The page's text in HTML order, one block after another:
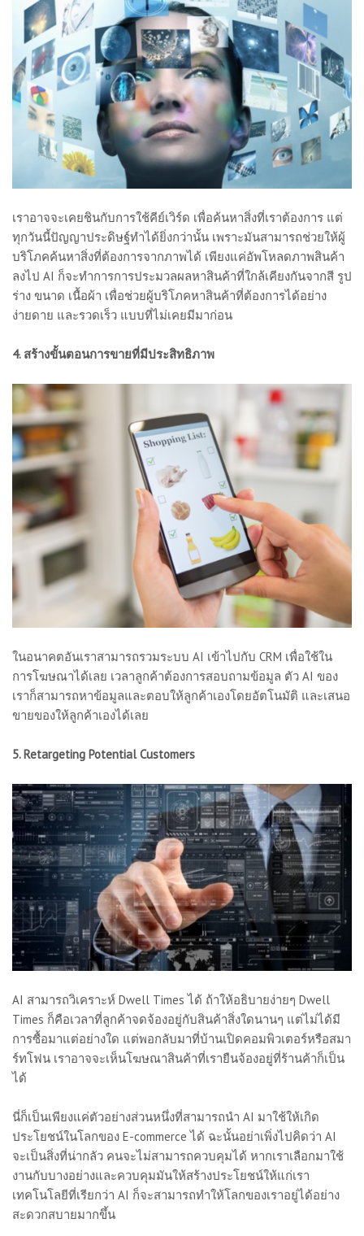
เราอาจจะเคยชินกับการใช้คีย์เวิร์ด เพื่อค้นหาสิ่งที่เราต้องการ แต่
ทุกวันนี้ปัญญาประดิษฐ์ทำได้ยิ่งกว่านั้น เพราะมันสามารถช่วยให้ผู้
บริโภคค้นหาสิ่งที่ต้องการจากภาพได้ เพียงแค่อัพโหลดภาพสินค้า
ลงไป AI ก็จะทำการการประมวลผลหาสินค้าที่ใกล้เคียงกันจากสี รูป
ร่าง ขนาด เนื้อผ้า เพื่อช่วยผู้บริโภคหาสินค้าที่ต้องการได้อย่าง
ง่ายดาย และรวดเร็ว แบบที่ไม่เคยมีมาก่อน
4. สร้างขั้นตอนการขายที่มีประสิทธิภาพ
ในอนาคตอันเราสามารถรวมระบบ AI เข้าไปกับ CRM เพื่อใช้ใน
การโฆษณาได้เลย เวลาลูกค้าต้องการสอบถามข้อมูล ตัว AI ของ
เราก็สามารถหาข้อมูลและตอบให้ลูกค้าเองโดยอัตโนมัติ และเสนอ
ขายของให้ลูกค้าเองได้เลย
5. Retargeting Potential Customers
AI สามารถวิเคราะห์ Dwell Times ได้ ถ้าให้อธิบายง่ายๆ Dwell
Times ก็คือเวลาที่ลูกค้าจดจ้องอยู่กับสินค้าสิ่งใดนานๆ แต่ไม่ได้มี
การซื้อมาแต่อย่างใด แต่พอกลับมาที่บ้านเปิดคอมพิวเตอร์หรือสมา
ร์ทโฟน เราอาจจะเห็นโฆษณาสินค้าที่เรายืนจ้องอยู่ที่ร้านค้าก็เป็น
ได้
นี่ก็เป็นเพียงแค่ตัวอย่างส่วนหนึ่งที่สามารถนำ AI มาใช้ให้เกิด
ประโยชน์ในโลกของ E-commerce ได้ ฉะนั้นอย่าเพิ่งไปคิดว่า AI
จะเป็นสิ่งที่น่ากลัว คนจะไม่สามารถควบคุมได้ หากเราเลือกมาใช้
งานกับบางอย่างและควบคุมมันให้สร้างประโยชน์ให้แก่เรา
เทคโนโลยีที่เรียกว่า AI ก็จะสามารถทำให้โลกของเราอยู่ได้อย่าง
สะดวกสบายมากขึ้น